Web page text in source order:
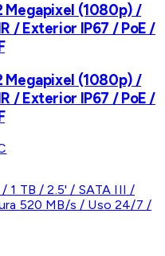
Megapixel (1080p) /
/ Exterior IP67 / PoE /
Megapixel (1080p) /
/ Exterior IP67 / PoE /